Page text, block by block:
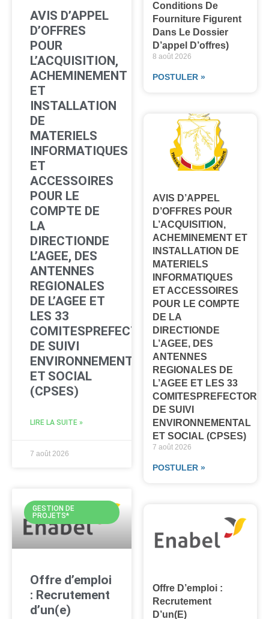
AVIS D’APPEL
D’OFFRES
POUR
L’ACQUISITION,
ACHEMINEMENT
ET
INSTALLATION
DE
MATERIELS
INFORMATIQUES
ET
ACCESSOIRES
POUR LE
COMPTE DE
LA
DIRECTIONDE
L’AGEE, DES
ANTENNES
REGIONALES
DE L’AGEE ET
LES 33
COMITESPREFECTORAUX
DE SUIVI
ENVIRONNEMENTAL
ET SOCIAL
(CPSES)
LIRE LA SUITE »
7 août 2026
GESTION DE
PROJETS*
Offre d’emploi
: Recrutement
d’un(e)
Conditions De
Fourniture Figurent
Dans Le Dossier
D’appel D’offres)
8 août 2026
POSTULER »
AVIS D’APPEL
D’OFFRES POUR
L’ACQUISITION,
ACHEMINEMENT ET
INSTALLATION DE
MATERIELS
INFORMATIQUES
ET ACCESSOIRES
POUR LE COMPTE
DE LA
DIRECTIONDE
L’AGEE, DES
ANTENNES
REGIONALES DE
L’AGEE ET LES 33
DE SUIVI
ENVIRONNEMENTAL
ET SOCIAL (CPSES)
7 août 2026
POSTULER »
Offre D’emploi :
Recrutement
D’un(e)